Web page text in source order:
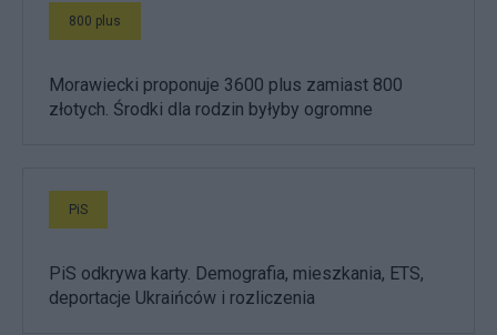
800 plus
Morawiecki proponuje 3600 plus zamiast 800
złotych. Środki dla rodzin byłyby ogromne
PiS
PiS odkrywa karty. Demografia, mieszkania, ETS,
deportacje Ukraińców i rozliczenia